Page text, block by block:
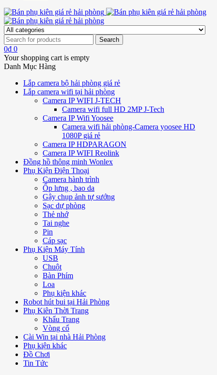
0₫ 0
Your shopping cart is empty
Danh Mục Hàng
Lắp camera bộ hải phòng giá rẻ
Lắp camera wifi tại hải phòng
Camera IP WIFI J-TECH
Camera wifi full HD 2MP J-Tech
Camera IP Wifi Yoosee
Camera wifi hải phòng-Camera yoosee HD
1080P giá rẻ
Camera IP HDPARAGON
Camera IP WIFI Reolink
Đồng hồ thông minh Wonlex
Phụ Kiện Điện Thoại
Camera hành trình
Ốp lưng , bao da
Gậy chụp ảnh tự sướng
Sạc dự phòng
Thẻ nhớ
Tai nghe
Pin
Cáp sạc
Phụ Kiện Máy Tính
USB
Chuột
Bàn Phím
Loa
Phụ kiện khác
Robot hút bui tại Hải Phòng
Phụ Kiên Thời Trang
Khẩu Trang
Vòng cổ
Cài Win tại nhà Hải Phòng
Phụ kiện khác
Đồ Chơi
Tin Tức